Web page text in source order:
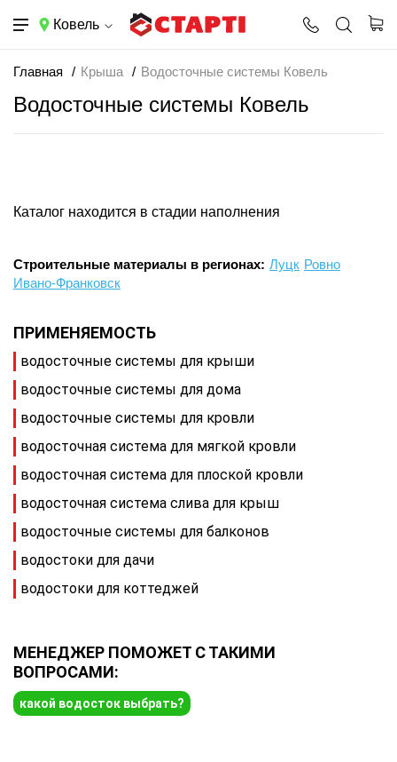
Ковель
Главная Крыша Водосточные системы Ковель
Водосточные системы Ковель
Каталог находится в стадии наполнения
Строительные материалы в регионах: Луцк Ровно
Ивано-Франковск
ПРИМЕНЯЕМОСТЬ
водосточные системы для крыши
водосточные системы для дома
водосточные системы для кровли
водосточная система для мягкой кровли
водосточная система для плоской кровли
водосточная система слива для крыш
водосточные системы для балконов
водостоки для дачи
водостоки для коттеджей
МЕНЕДЖЕР ПОМОЖЕТ С ТАКИМИ
ВОПРОСАМИ:
какой водосток выбрать?